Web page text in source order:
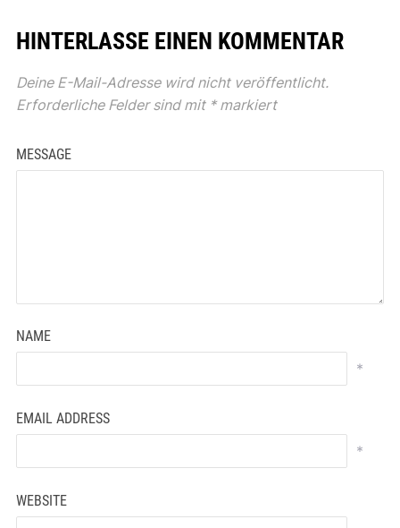
HINTERLASSE EINEN KOMMENTAR
Deine E-Mail-Adresse wird nicht veröffentlicht.
Erforderliche Felder sind mit *markiert
MESSAGE
NAME
*
EMAIL ADDRESS
*
WEBSITE